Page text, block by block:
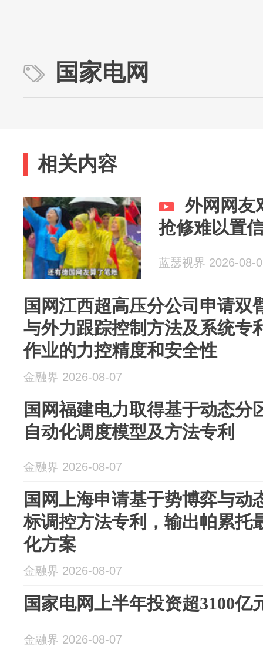
国家电网
相关内容
外网网友
抢修难以置
蓝瑟视界 2026-08-
国网江西超高压分公司申请双
与外力跟踪控制方法及系统专
作业的力控精度和安全性
金融界 2026-08-07
国网福建电力取得基于动态分
自动化调度模型及方法专利
金融界 2026-08-07
国网上海申请基于势博弈与动
标调控方法专利，输出帕累托
化方案
金融界 2026-08-07
国家电网上半年投资超3100亿
金融界 2026-08-07